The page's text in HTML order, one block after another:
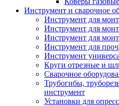
Инструмент и сварочное
Инструмент для
Инструмент для
Инструмент для
Инструмент для
Инструмент
Круги отрезные и
Сварочное
Трубогибы,
инструмент
Установки для